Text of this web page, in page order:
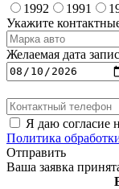
1992
1991
Укажите
Желаемая дата
Я даю согласие
Политика
Отправить
Ваша заявка